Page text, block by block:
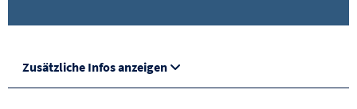
Zusätzliche Infos anzeigen